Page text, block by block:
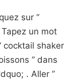
sur “
un mot
cocktail shaker
” dans
. Aller ”